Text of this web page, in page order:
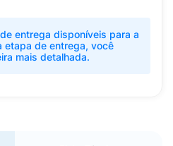
entrega disponíveis para a
etapa de entrega, você
mais detalhada.